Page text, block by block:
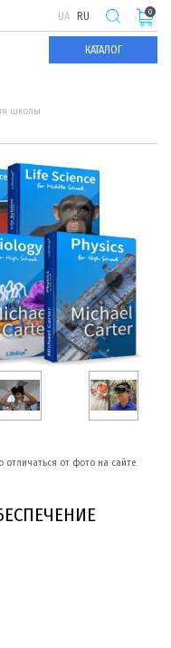
UA RU
КАТАЛОГ
0
школы
отличаться от фото на сайте.